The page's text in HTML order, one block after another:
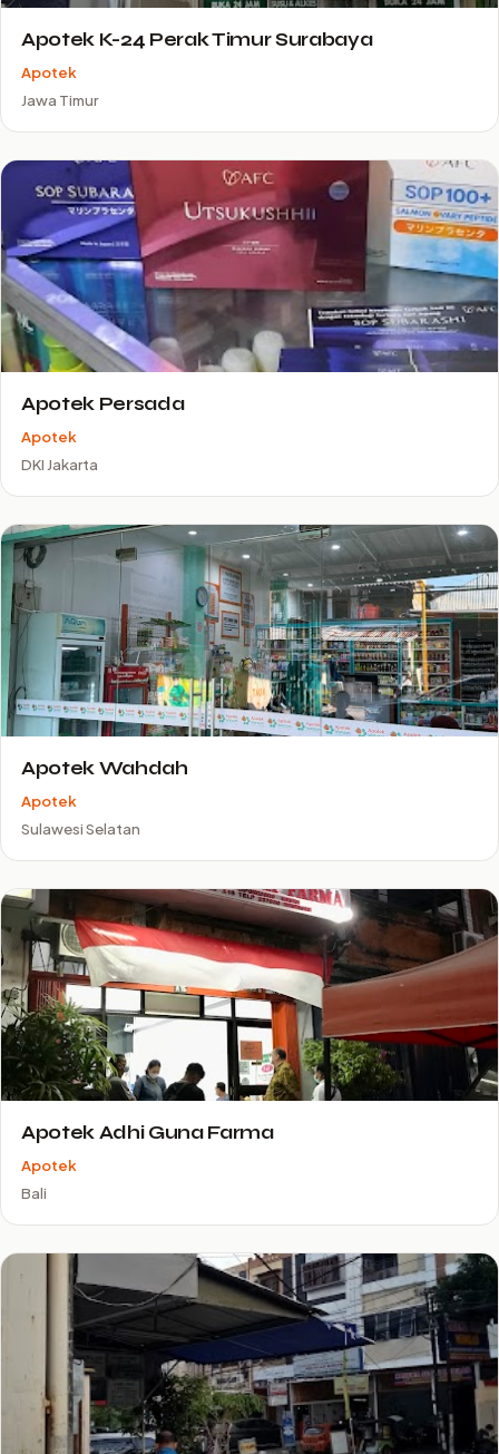
Apotek K-24 Perak Timur Surabaya
Apotek
Jawa Timur
Apotek Persada
Apotek
DKI Jakarta
Apotek Wahdah
Apotek
Sulawesi Selatan
Apotek Adhi Guna Farma
Apotek
Bali